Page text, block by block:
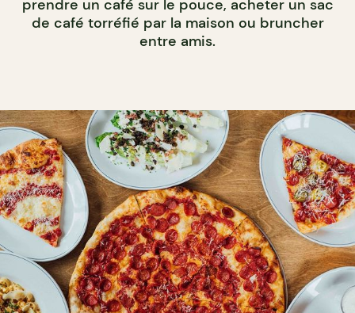
prendre un café sur le pouce, acheter un sac
de café torréfié par la maison ou bruncher
entre amis.